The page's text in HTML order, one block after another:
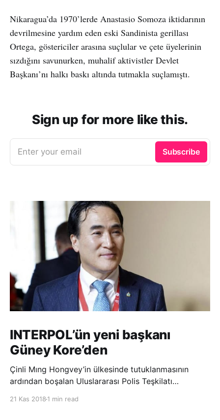
Nikaragua’da 1970’lerde Anastasio Somoza iktidarının
devrilmesine yardım eden eski Sandinista gerillası
Ortega, göstericiler arasına suçlular ve çete üyelerinin
sızdığını savunurken, muhalif aktivistler Devlet
Başkanı’nı halkı baskı altında tutmakla suçlamıştı.
Sign up for more like this.
Enter your email Subscribe
INTERPOL’ün yeni başkanı
Güney Kore’den
Çinli Mıng Hongvey’in ülkesinde tutuklanmasının
ardından boşalan Uluslararası Polis Teşkilatı
21 Kas 2018 1 min read